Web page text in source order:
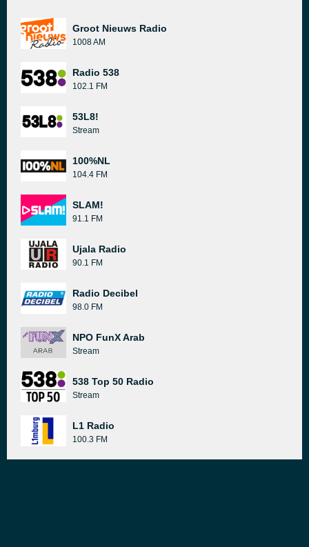
Groot Nieuws Radio
1008 AM
Radio 538
102.1 FM
53L8!
Stream
100%NL
104.4 FM
SLAM!
91.1 FM
Ujala Radio
90.1 FM
Radio Decibel
98.0 FM
NPO FunX Arab
Stream
538 Top 50 Radio
Stream
L1 Radio
100.3 FM